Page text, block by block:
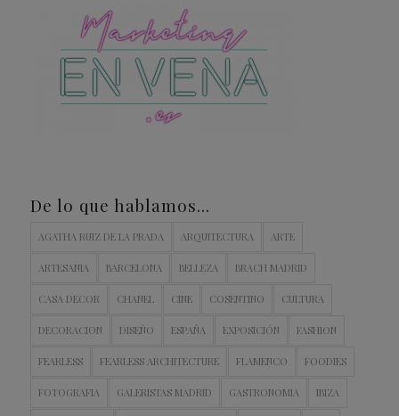
De lo que hablamos…
AGATHA RUIZ DE LA PRADA ARQUITECTURA ARTE
ARTESANIA BARCELONA BELLEZA BRACH MADRID
CASA DECOR CHANEL CINE COSENTINO CULTURA
DECORACION DISEÑO ESPAÑA EXPOSICIÓN FASHION
FEARLESS FEARLESS ARCHITECTURE FLAMENCO FOODIES
FOTOGRAFIA GALERISTAS MADRID GASTRONOMIA IBIZA